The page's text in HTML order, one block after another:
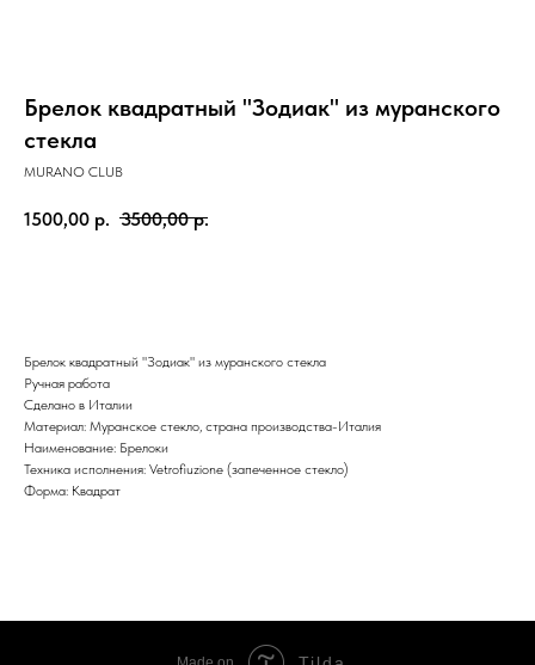
Брелок квадратный "Зодиак" из муранского
стекла
MURANO CLUB
1500,00 р. 3500,00 р.
Брелок квадратный "Зодиак" из муранского стекла
Ручная работа
Сделано в Италии
Материал: Муранское стекло, страна производства-Италия
Наименование: Брелоки
Техника исполнения: Vetrofiuzione (запеченное стекло)
Форма: Квадрат